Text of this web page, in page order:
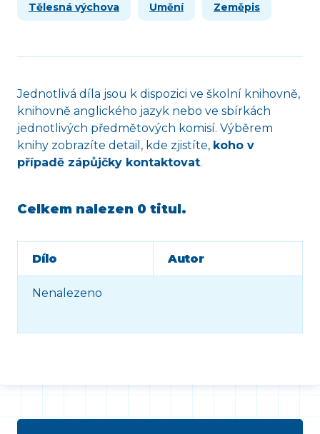
Tělesná výchova Umění Zeměpis
Jednotlivá díla jsou k dispozici ve školní knihovně,
knihovně anglického jazyk nebo ve sbírkách
jednotlivých předmětových komisí. Výběrem
knihy zobrazíte detail, kde zjistíte, koho v
případě zápůjčky kontaktovat.
Celkem nalezen 0 titul.
Dílo Autor
Nenalezeno